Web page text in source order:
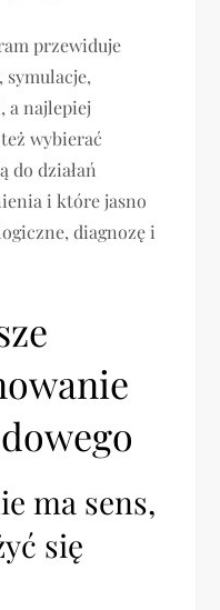
przewiduje
a najlepiej
wybierać
do działań
i które jasno
diagnozę i
ma sens,
się